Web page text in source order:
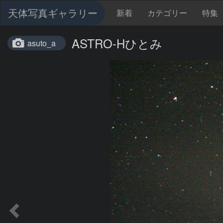
天体写真ギャラリー 新着 カテゴリー 特集
asuto_a ASTRO-Hひとみ